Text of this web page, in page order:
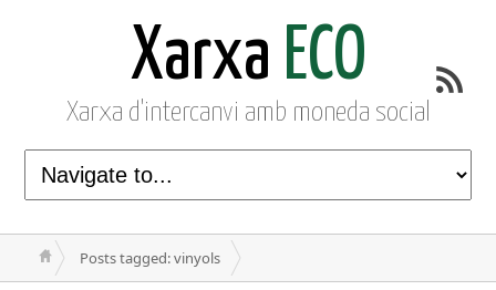
Xarxa ECO
Xarxa d'intercanvi amb moneda social
Posts tagged: vinyols